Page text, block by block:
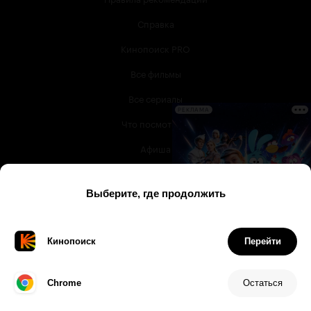
Что посмотреть
Телепрограмма